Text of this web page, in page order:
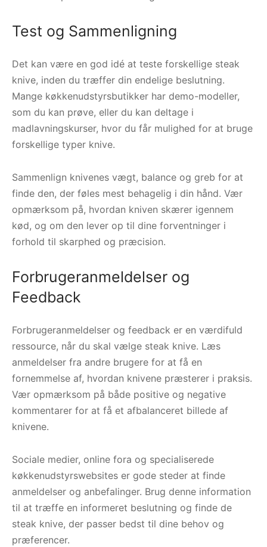
Test og Sammenligning
Det kan være en god idé at teste forskellige steak
knive, inden du træffer din endelige beslutning.
Mange køkkenudstyrsbutikker har demo-modeller,
som du kan prøve, eller du kan deltage i
madlavningskurser, hvor du får mulighed for at bruge
forskellige typer knive.
Sammenlign knivenes vægt, balance og greb for at
finde den, der føles mest behagelig i din hånd. Vær
opmærksom på, hvordan kniven skærer igennem
kød, og om den lever op til dine forventninger i
forhold til skarphed og præcision.
Forbrugeranmeldelser og
Feedback
Forbrugeranmeldelser og feedback er en værdifuld
ressource, når du skal vælge steak knive. Læs
anmeldelser fra andre brugere for at få en
fornemmelse af, hvordan knivene præsterer i praksis.
Vær opmærksom på både positive og negative
kommentarer for at få et afbalanceret billede af
knivene.
Sociale medier, online fora og specialiserede
køkkenudstyrswebsites er gode steder at finde
anmeldelser og anbefalinger. Brug denne information
til at træffe en informeret beslutning og finde de
steak knive, der passer bedst til dine behov og
præferencer.